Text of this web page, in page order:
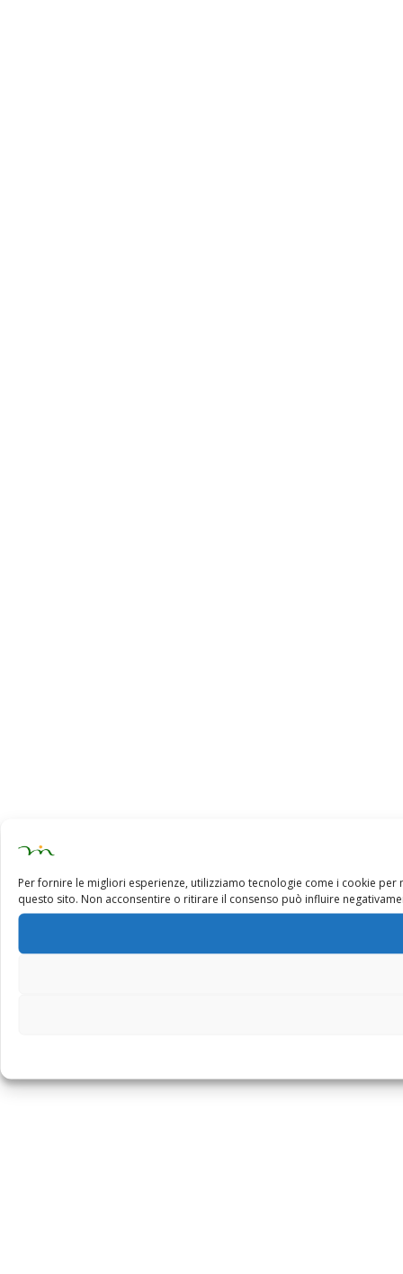
Per fornire le migliori esperienze, utilizziamo tecnologie come i cookie
questo sito. Non acconsentire o ritirare il consenso può influire